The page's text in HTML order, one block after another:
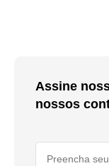
Assine
nossos